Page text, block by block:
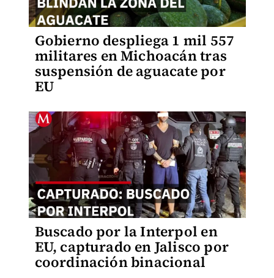
Gobierno despliega 1 mil 557
militares en Michoacán tras
suspensión de aguacate por
EU
Buscado por la Interpol en
EU, capturado en Jalisco por
coordinación binacional